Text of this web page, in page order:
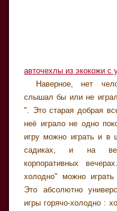
авточехлы из экокожи с
Наверное, нет
слышал бы или не
". Это старая добрая
неё играло не одно
игру можно играть и в
садиках, и на
корпоративных
холодно" можно
Это абсолютно
игры горячо-холодно :
Холодно означает,
правильном месте.
пришла - это значит,
выбора правильного
неправильно. Уже
ребенок двинулся в
Горячее - малыш
Жарко - фактически
пожар! - в одном
сюрприза. Ещё
"горячо-холодно"
радовался, когда
приз. В общем, можно
игра "горячо-холодно"
главное, она имеет
уделите внимание
отдохнете. Во-
ориентироваться по
"горячо-холодно"